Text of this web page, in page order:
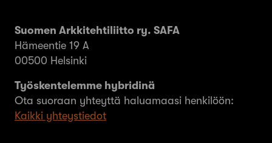
Suomen Arkkitehtiliitto ry. SAFA
Hämeentie 19 A
00500 Helsinki
Työskentelemme hybridinä
Ota suoraan yhteyttä haluamaasi henkilöön:
Kaikki yhteystiedot